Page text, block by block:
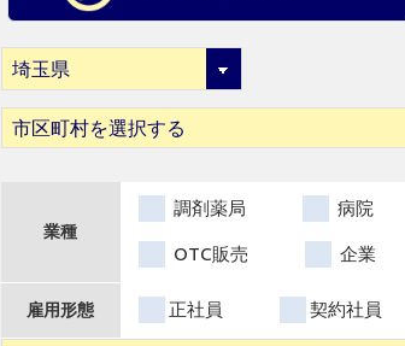
市区町村を選択する
業種
調剤薬局 病院
OTC販売 企業
雇用形態 正社員 契約社員